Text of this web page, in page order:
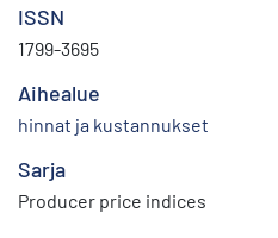
ISSN
1799-3695
Aihealue
hinnat ja kustannukset
Sarja
Producer price indices